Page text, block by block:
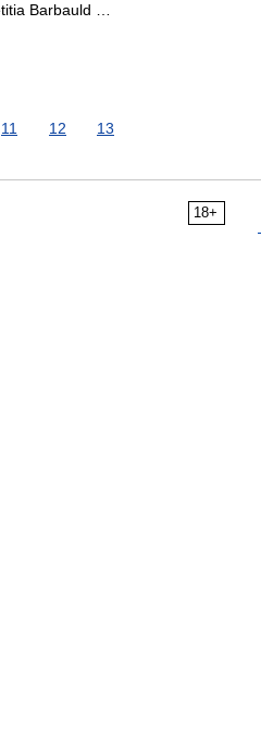
Barbauld …
11 12 13
18+